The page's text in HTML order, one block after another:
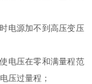
电源加不到高压变压
电压在零和满量程范
压过量程；